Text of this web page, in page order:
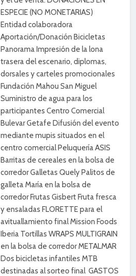
ESPECIE (NO MONETARIAS)
Entidad colaboradora
Aportación/Donación Bicicletas
Panorama Impresión de la lona
trasera del escenario, diplomas,
dorsales y carteles promocionales
Fundación Mahou San Miguel
Suministro de agua para los
participantes Centro Comercial
Bulevar Getafe Difusión del evento
mediante mupis situados en el
centro comercial Peluquería ASIS
Barritas de cereales en la bolsa de
corredor Galletas Quely Palitos de
galleta María en la bolsa de
corredor Frutas Gisbert Fruta fresca
y ensaladas FLORETTE para el
avituallamiento final Mission Foods
Iberia Tortillas WRAPS MULTIGRAIN
en la bolsa de corredor METALMAR
Dos bicicletas infantiles MTB
destinadas al sorteo final GASTOS